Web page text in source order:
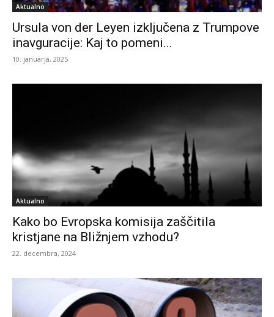
Aktualno
Ursula von der Leyen izključena z Trumpove
inavguracije: Kaj to pomeni...
10. januarja, 2025
Aktualno
Kako bo Evropska komisija zaščitila
kristjane na Bližnjem vzhodu?
22. decembra, 2024